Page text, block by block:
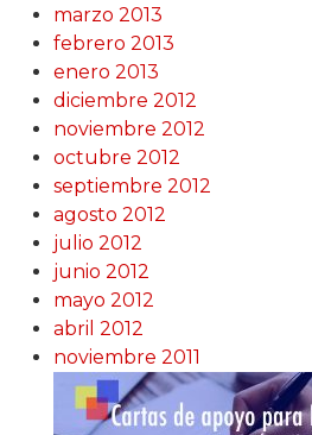
marzo 2013
febrero 2013
enero 2013
diciembre 2012
noviembre 2012
octubre 2012
septiembre 2012
agosto 2012
julio 2012
junio 2012
mayo 2012
abril 2012
noviembre 2011